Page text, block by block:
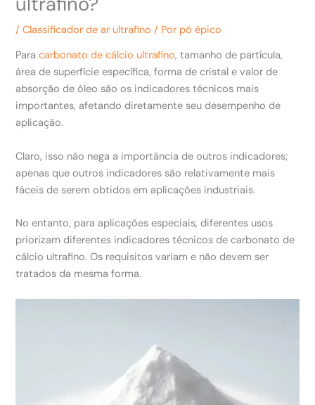
/Classificador de ar ultrafino / Por pó épico
Paracarbonato de cálcio ultrafino, tamanho de partícula,
área de superfície específica, forma de cristal e valor de
absorção de óleo são os indicadores técnicos mais
importantes, afetando diretamente seu desempenho de
aplicação.
Claro, isso não nega a importância de outros indicadores;
apenas que outros indicadores são relativamente mais
fáceis de serem obtidos em aplicações industriais.
No entanto, para aplicações especiais, diferentes usos
priorizam diferentes indicadores técnicos de carbonato de
cálcio ultrafino. Os requisitos variam e não devem ser
tratados da mesma forma.